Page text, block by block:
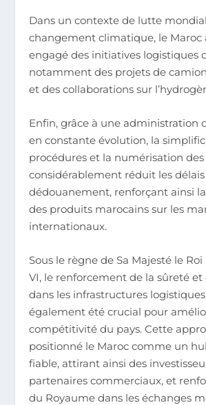
Dans un contexte de lutte
changement climatique, le Maroc
engagé des initiatives logistiques
notamment des projets de
et des collaborations sur
Enfin, grâce à une administration
en constante évolution, la
procédures et la numérisation
considérablement réduit les
dédouanement, renforçant ainsi
des produits marocains sur les
internationaux.
Sous le règne de Sa Majesté le
VI, le renforcement de la sûreté et
dans les infrastructures
également été crucial pour
compétitivité du pays. Cette
positionné le Maroc comme un
fiable, attirant ainsi des
partenaires commerciaux, et
du Royaume dans les échanges